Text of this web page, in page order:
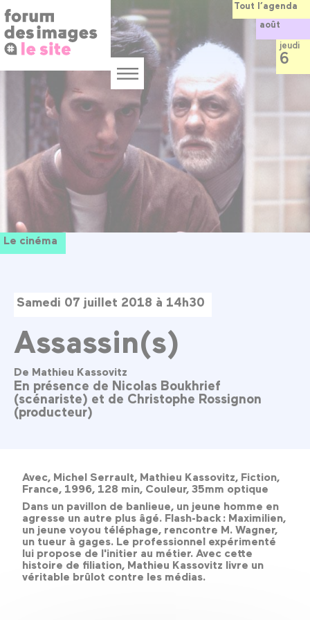
Panneau de gestion des cookies
au
contenu
principal
Menu
Le cinéma
Samedi 07 juillet 2018 à 14h30
Assassin(s)
De Mathieu Kassovitz
En présence de Nicolas Boukhrief
(scénariste) et de Christophe Rossignon
(producteur)
Avec, Michel Serrault, Mathieu Kassovitz, Fiction,
France, 1996, 128 min, Couleur, 35mm optique
Dans un pavillon de banlieue, un jeune homme en
agresse un autre plus âgé. Flash-back : Maximilien,
un jeune voyou téléphage, rencontre M. Wagner,
un tueur à gages. Le professionnel expérimenté
lui propose de l'initier au métier. Avec cette
histoire de filiation, Mathieu Kassovitz livre un
véritable brûlot contre les médias.
Tout l’agenda
août
jeudi
6